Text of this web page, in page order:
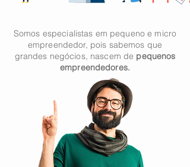
Somos especialistas em pequeno e micro
empreendedor, pois sabemos que
grandes negócios, nascem de pequenos
empreendedores.